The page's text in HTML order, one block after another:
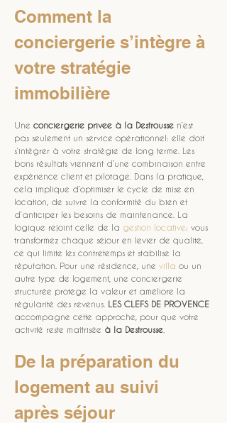
Comment la
conciergerie s’intègre à
votre stratégie
immobilière
Une conciergerie privee à la Destrousse n’est
pas seulement un service opérationnel: elle doit
s’intégrer à votre stratégie de long terme. Les
bons résultats viennent d’une combinaison entre
expérience client et pilotage. Dans la pratique,
cela implique d’optimiser le cycle de mise en
location, de suivre la conformité du bien et
d’anticiper les besoins de maintenance. La
logique rejoint celle de la gestion locative: vous
transformez chaque séjour en levier de qualité,
ce qui limite les contretemps et stabilise la
réputation. Pour une résidence, une villa ou un
autre type de logement, une conciergerie
structurée protège la valeur et améliore la
régularité des revenus. LES CLEFS DE PROVENCE
accompagne cette approche, pour que votre
activité reste maîtrisée à la Destrousse
De la préparation du
logement au suivi
après séjour